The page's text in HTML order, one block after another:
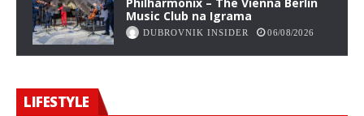
Music Club na Igrama
DUBROVNIK INSIDER 06/08/2026
LIFESTYLE